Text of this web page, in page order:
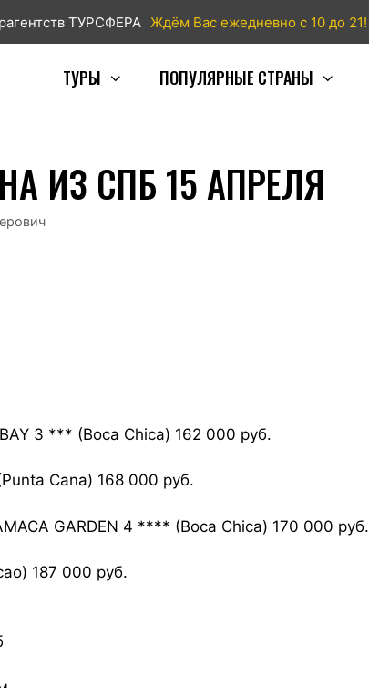
ТУРСФЕРА Ждём Вас ежедневно с 10 до 21!
ТУРЫ ПОПУЛЯРНЫЕ СТРАНЫ
ИЗ СПБ 15 АПРЕЛЯ
3 *** (Boca Chica) 162 000 руб.
Cana) 168 000 руб.
GARDEN 4 **** (Boca Chica) 170 000 руб.
187 000 руб.